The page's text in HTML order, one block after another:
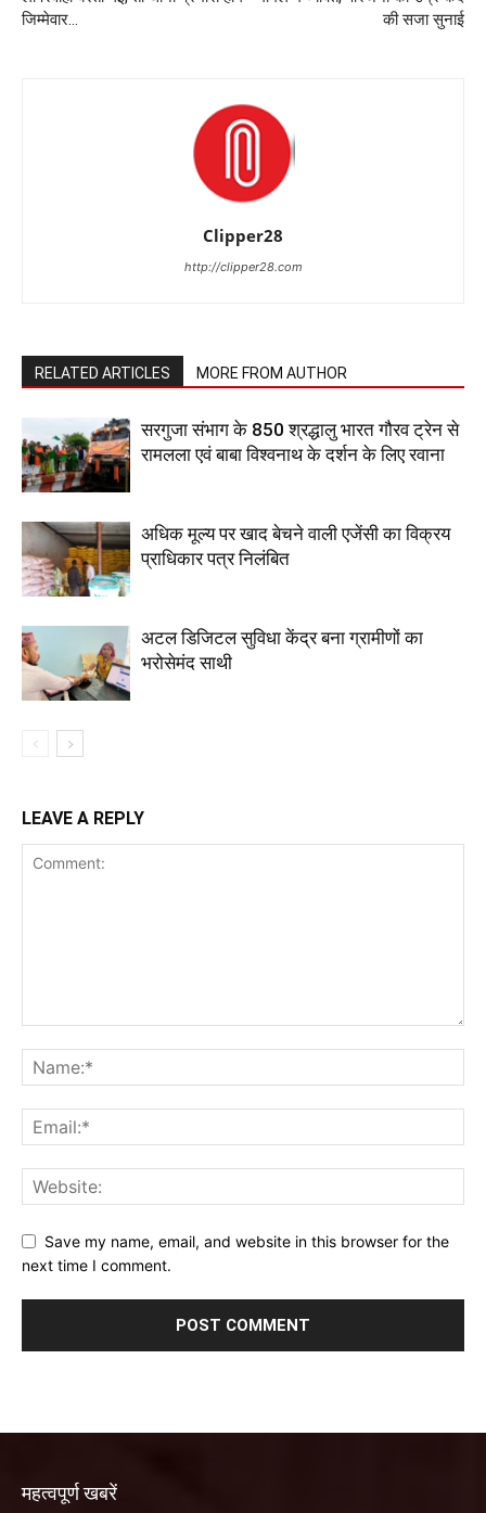
जिम्मेवार…
की सजा सुनाई
Clipper28
http://clipper28.com
RELATED ARTICLES MORE FROM AUTHOR
सरगुजा संभाग के 850 श्रद्धालु भारत गौरव ट्रेन से
रामलला एवं बाबा विश्वनाथ के दर्शन के लिए रवाना
अधिक मूल्य पर खाद बेचने वाली एजेंसी का विक्रय
प्राधिकार पत्र निलंबित
अटल डिजिटल सुविधा केंद्र बना ग्रामीणों का
भरोसेमंद साथी
LEAVE A REPLY
Save my name, email, and website in this browser for the
next time I comment.
महत्वपूर्ण खबरें